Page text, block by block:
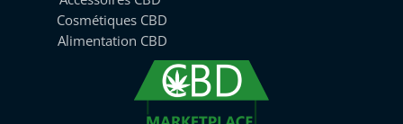
Cosmétiques CBD
Alimentation CBD